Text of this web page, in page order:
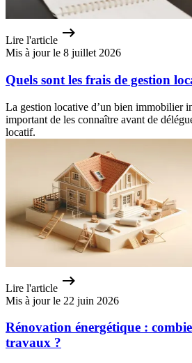
Lire l'article
Mis à jour le 8 juillet 2026
Quels sont les frais de gestion
La gestion locative d’un bien immobilier
important de les connaître avant de
locatif.
Lire l'article
Mis à jour le 22 juin 2026
Rénovation énergétique :
travaux ?